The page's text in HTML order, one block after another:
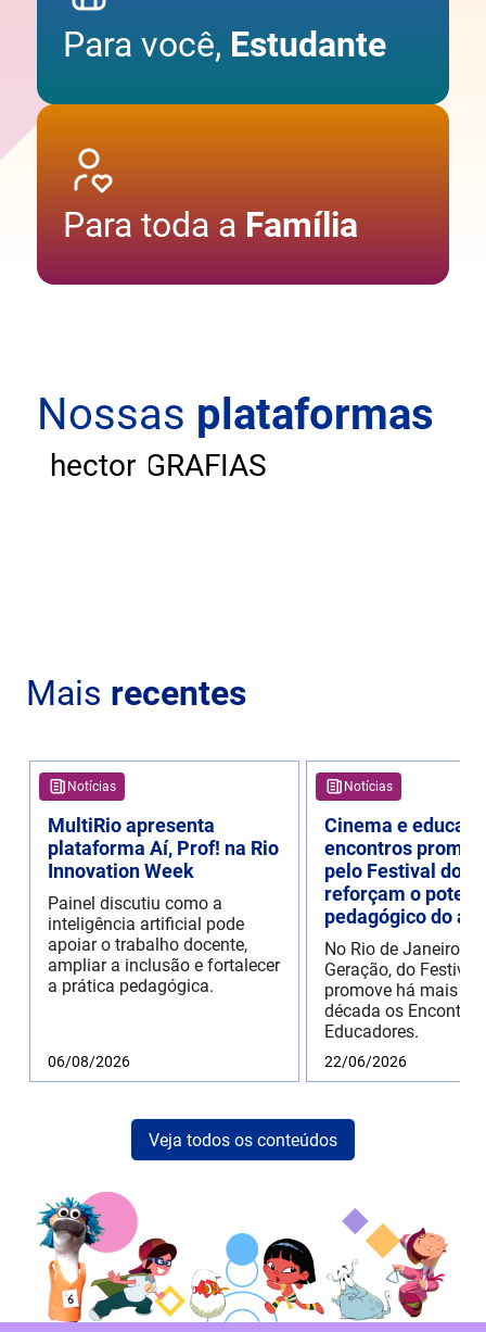
Para você, Estudante
Para toda a Família
Nossas plataformas
ANDAR
CARTOGRAFIAS
hector
Mais recentes
Notícias
MultiRio apresenta
plataforma Aí, Prof! na Rio
Innovation Week
Painel discutiu como a
inteligência artificial pode
apoiar o trabalho docente,
ampliar a inclusão e fortalecer
a prática pedagógica.
06/08/2026
Notícias
Cinema e
encontros
pelo Festival do
reforçam o
pedagógico do
No Rio de Janeiro, o
Geração, do Festival
promove há mais de
década os
Educadores.
22/06/2026
Veja todos os conteúdos